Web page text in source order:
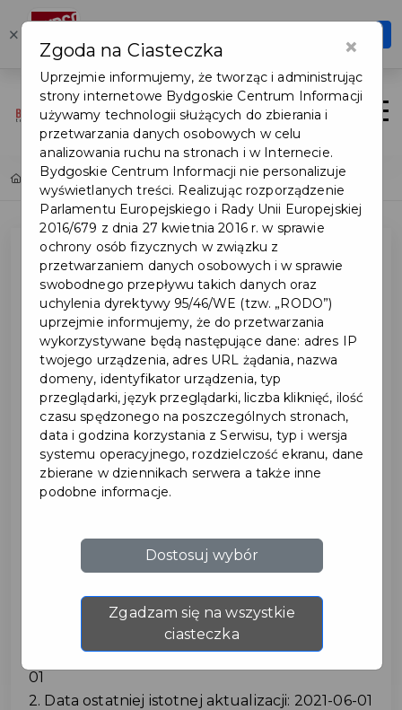
× Karta Turysty
Szybciej, wygodniej, zawsze pod ręką
Login/Rejestracja
Home Deklaracja dostępności
Deklaracja
dostępności
Bydgoskie Centrum Informacji zobowiązuje się
zapewnić dostępność swojej strony
internetowej zgodnie z przepisami ustawy z
stron internetowych i aplikacji mobilnych
podmiotów publicznych. Oświadczenie w
strony internetowej karta.visitbydgoszcz.pl
1. Data publikacji strony internetowej: 2021-06-
01
2. Data ostatniej istotnej aktualizacji: 2021-06-01
×
Zgoda na Ciasteczka
Uprzejmie informujemy, że tworząc i administrując
strony internetowe Bydgoskie Centrum Informacji
używamy technologii służących do zbierania i
przetwarzania danych osobowych w celu
analizowania ruchu na stronach i w Internecie.
Bydgoskie Centrum Informacji nie personalizuje
wyświetlanych treści. Realizując rozporządzenie
Parlamentu Europejskiego i Rady Unii Europejskiej
2016/679 z dnia 27 kwietnia 2016 r. w sprawie
ochrony osób fizycznych w związku z
przetwarzaniem danych osobowych i w sprawie
swobodnego przepływu takich danych oraz
uchylenia dyrektywy 95/46/WE (tzw. „RODO”)
uprzejmie informujemy, że do przetwarzania
wykorzystywane będą następujące dane: adres IP
twojego urządzenia, adres URL żądania, nazwa
domeny, identyfikator urządzenia, typ
przeglądarki, język przeglądarki, liczba kliknięć, ilość
czasu spędzonego na poszczególnych stronach,
data i godzina korzystania z Serwisu, typ i wersja
systemu operacyjnego, rozdzielczość ekranu, dane
zbierane w dziennikach serwera a także inne
podobne informacje.
Dostosuj wybór
Zgadzam się na wszystkie
ciasteczka